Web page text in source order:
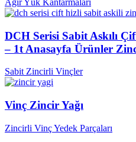
Ağır Yük Kantarmaları
DCH Serisi Sabit Askılı
– 1t Anasayfa Ürünler
Sabit Zincirli Vinçler
Vinç Zincir Yağı
Zincirli Vinç Yedek Parçaları